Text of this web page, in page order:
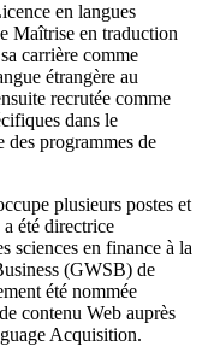
en langues
Maîtrise en traduction
carrière comme
étrangère au
recrutée comme
dans le
des programmes de
plusieurs postes et
été directrice
sciences en finance à la
(GWSB) de
été nommée
contenu Web auprès
Acquisition.